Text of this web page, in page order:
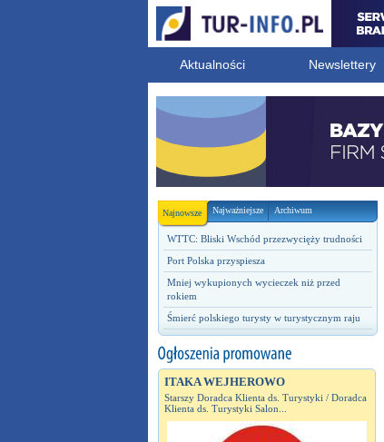
Aktualności Newslettery
Najnowsze Najważniejsze Archiwum
WTTC: Bliski Wschód przezwycięży trudności
Port Polska przyspiesza
Mniej wykupionych wycieczek niż przed
rokiem
Śmierć polskiego turysty w turystycznym raju
ITAKA WEJHEROWO
Starszy Doradca Klienta ds. Turystyki / Doradca
Klienta ds. Turystyki Salon...